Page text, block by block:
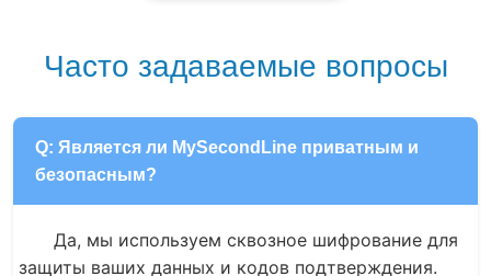
Часто задаваемые вопросы
Q: Является ли MySecondLine приватным и
безопасным?
Да, мы используем сквозное шифрование для
защиты ваших данных и кодов подтверждения.